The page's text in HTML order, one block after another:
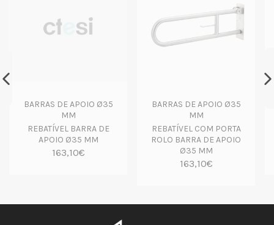
BARRAS DE APOIO Ø35
MM
REBATÍVEL BARRA DE
APOIO Ø35 MM
163,10€
BARRAS DE APOIO Ø35
MM
REBATÍVEL COM PORTA
ROLO BARRA DE APOIO
Ø35 MM
163,10€